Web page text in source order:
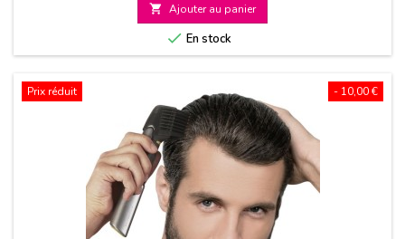
 Ajouter au panier
 En stock
- 10,00 €
Prix réduit